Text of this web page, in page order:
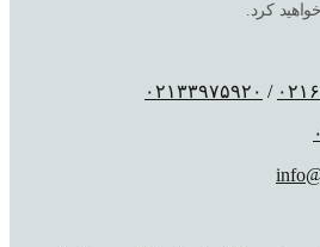
کرد.
/ ٠٢١٣٣٩٧۵٩٢٠